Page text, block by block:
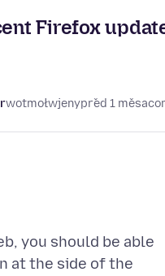
Firefox
wotmołwjenypřed 1
you should be able
at the side of the